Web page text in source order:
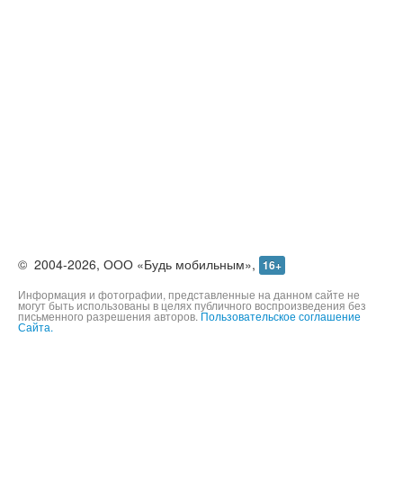
©2004-2026,ООО «Будь мобильным», 16+
Информация и фотографии, представленные на данном сайте не
могут быть использованы в целях публичного воспроизведения без